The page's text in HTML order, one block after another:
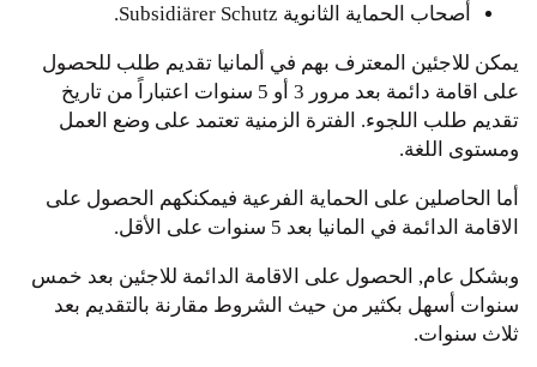
أصحاب الحماية الثانوية Subsidiärer Schutz.
يمكن للاجئين المعترف بهم في ألمانيا تقديم طلب للحصول
على اقامة دائمة بعد مرور 3 أو 5 سنوات اعتباراً من تاريخ
تقديم طلب اللجوء. الفترة الزمنية تعتمد على وضع العمل
ومستوى اللغة.
أما الحاصلين على الحماية الفرعية فيمكنكهم الحصول على
الاقامة الدائمة في المانيا بعد 5 سنوات على الأقل.
وبشكل عام, الحصول على الاقامة الدائمة للاجئين بعد خمس
سنوات أسهل بكثير من حيث الشروط مقارنة بالتقديم بعد
ثلاث سنوات.